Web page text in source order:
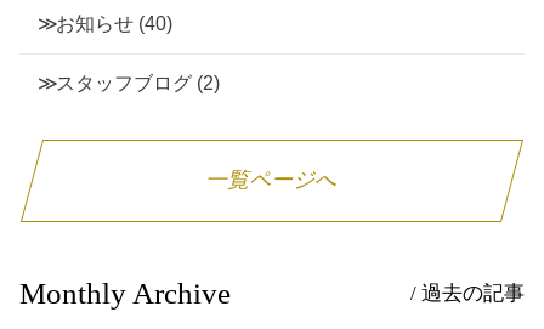
お知らせ (40)
スタッフブログ (2)
一覧ページへ
Monthly Archive / 過去の記事